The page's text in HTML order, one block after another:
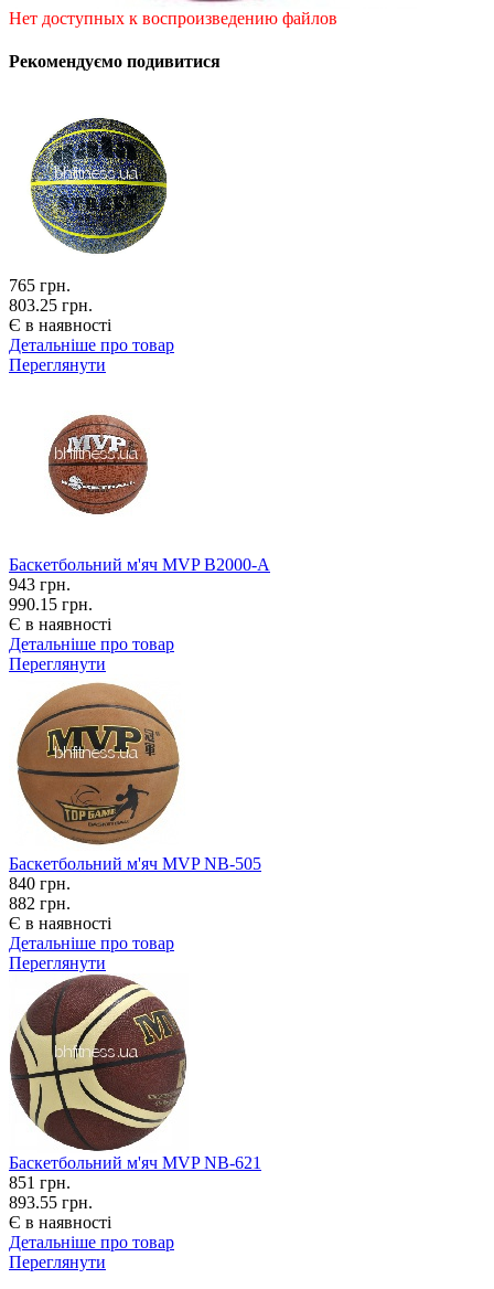
Нет доступных к воспроизведению файлов
Рекомендуємо подивитися
765 грн.
803.25 грн.
Є в наявності
Детальніше про товар
Переглянути
Баскетбольний м'яч MVP B2000-A
943 грн.
990.15 грн.
Є в наявності
Детальніше про товар
Переглянути
Баскетбольний м'яч MVP NB-505
840 грн.
882 грн.
Є в наявності
Детальніше про товар
Переглянути
Баскетбольний м'яч MVP NB-621
851 грн.
893.55 грн.
Є в наявності
Детальніше про товар
Переглянути